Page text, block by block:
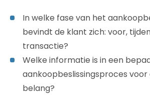
In welke fase van het
bevindt de klant zich: voor,
transactie?
Welke informatie is in een
aankoopbeslissingsproces
belang?